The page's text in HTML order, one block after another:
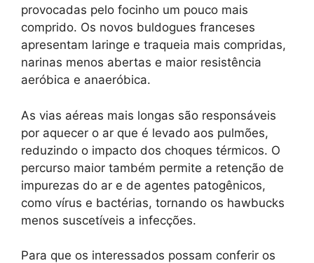
provocadas pelo focinho um pouco mais
comprido. Os novos buldogues franceses
apresentam laringe e traqueia mais compridas,
narinas menos abertas e maior resistência
aeróbica e anaeróbica.
As vias aéreas mais longas são responsáveis
por aquecer o ar que é levado aos pulmões,
reduzindo o impacto dos choques térmicos. O
percurso maior também permite a retenção de
impurezas do ar e de agentes patogênicos,
como vírus e bactérias, tornando os hawbucks
menos suscetíveis a infecções.
Para que os interessados possam conferir os